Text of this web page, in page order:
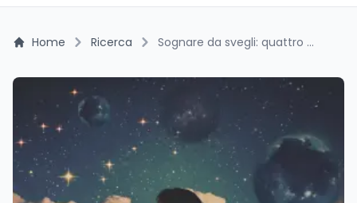
Home Ricerca Sognare da svegli: quattro stati mentali tra veglia e sonno leggero